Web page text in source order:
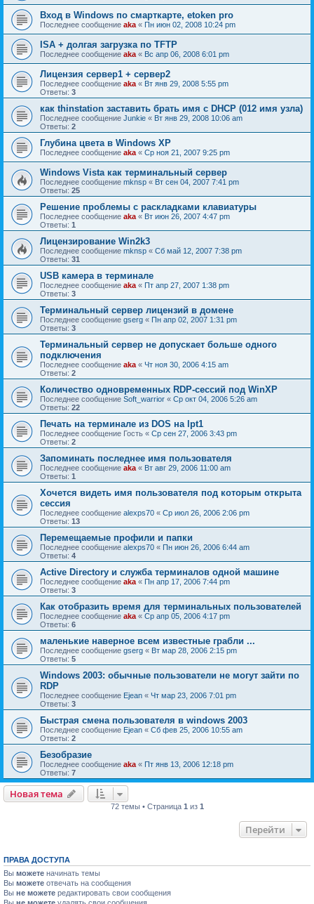
Вход в Windows по смарткарте, etoken pro
Последнее сообщение aka « Пн июн 02, 2008 10:24 pm
ISA + долгая загрузка по TFTP
Последнее сообщение aka « Вс апр 06, 2008 6:01 pm
Лицензия сервер1 + сервер2
Последнее сообщение aka « Вт янв 29, 2008 5:55 pm
Ответы: 3
как thinstation заставить брать имя с DHCP (012 имя узла)
Последнее сообщение Junkie « Вт янв 29, 2008 10:06 am
Ответы: 2
Глубина цвета в Windows XP
Последнее сообщение aka « Ср ноя 21, 2007 9:25 pm
Windows Vista как терминальный сервер
Последнее сообщение mknsp « Вт сен 04, 2007 7:41 pm
Ответы: 25
Решение проблемы с раскладками клавиатуры
Последнее сообщение aka « Вт июн 26, 2007 4:47 pm
Ответы: 1
Лицензирование Win2k3
Последнее сообщение mknsp « Сб май 12, 2007 7:38 pm
Ответы: 31
USB камера в терминале
Последнее сообщение aka « Пт апр 27, 2007 1:38 pm
Ответы: 3
Терминальный сервер лицензий в домене
Последнее сообщение gserg « Пн апр 02, 2007 1:31 pm
Ответы: 3
Терминальный сервер не допускает больше одного
подключения
Последнее сообщение aka « Чт ноя 30, 2006 4:15 am
Ответы: 2
Количество одновременных RDP-сессий под WinXP
Последнее сообщение Soft_warrior « Ср окт 04, 2006 5:26 am
Ответы: 22
Печать на терминале из DOS на lpt1
Последнее сообщение Гость « Ср сен 27, 2006 3:43 pm
Ответы: 2
Запоминать последнее имя пользователя
Последнее сообщение aka « Вт авг 29, 2006 11:00 am
Ответы: 1
Хочется видеть имя пользователя под которым открыта
сессия
Последнее сообщение alexps70 « Ср июл 26, 2006 2:06 pm
Ответы: 13
Перемещаемые профили и папки
Последнее сообщение alexps70 « Пн июн 26, 2006 6:44 am
Ответы: 4
Active Directory и служба терминалов одной машине
Последнее сообщение aka « Пн апр 17, 2006 7:44 pm
Ответы: 3
Как отобразить время для терминальных пользователей
Последнее сообщение aka « Ср апр 05, 2006 4:17 pm
Ответы: 6
маленькие наверное всем известные грабли ...
Последнее сообщение gserg « Вт мар 28, 2006 2:15 pm
Ответы: 5
Windows 2003: обычные пользователи не могут зайти по
RDP
Последнее сообщение Ejean « Чт мар 23, 2006 7:01 pm
Ответы: 3
Быстрая смена пользователя в windows 2003
Последнее сообщение Ejean « Сб фев 25, 2006 10:55 am
Ответы: 2
Безобразие
Последнее сообщение aka « Пт янв 13, 2006 12:18 pm
Ответы: 7
Новая тема
72 темы • Страница 1 из 1
Перейти
ПРАВА ДОСТУПА
Вы можете начинать темы
Вы можете отвечать на сообщения
Вы не можете редактировать свои сообщения